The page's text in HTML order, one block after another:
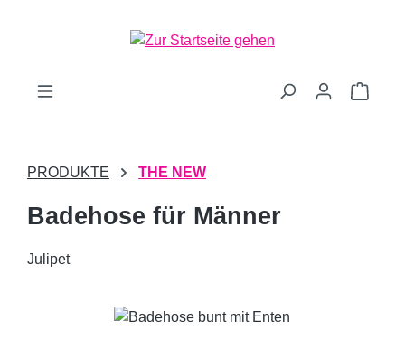
PRODUKTE THE NEW
Badehose für Männer
Julipet
Bildergalerie überspringen